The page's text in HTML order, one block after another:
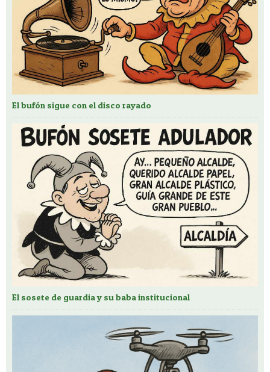
El bufón sigue con el disco rayado
El sosete de guardia y su baba institucional